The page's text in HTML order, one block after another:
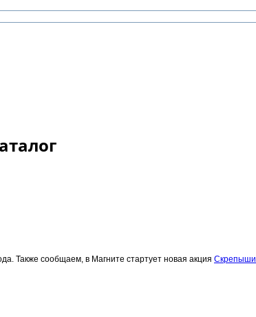
Также сообщаем, в Магните стартует новая акция